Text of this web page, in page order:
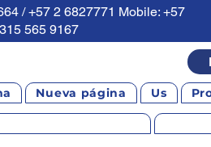
/ +57 2 6827771 Mobile: +57
565 9167
Nueva página Us